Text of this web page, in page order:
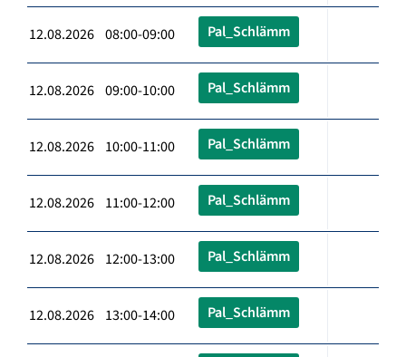
12.08.2026 08:00-09:00 Pal_Schlämm
12.08.2026 09:00-10:00 Pal_Schlämm
12.08.2026 10:00-11:00 Pal_Schlämm
12.08.2026 11:00-12:00 Pal_Schlämm
12.08.2026 12:00-13:00 Pal_Schlämm
12.08.2026 13:00-14:00 Pal_Schlämm